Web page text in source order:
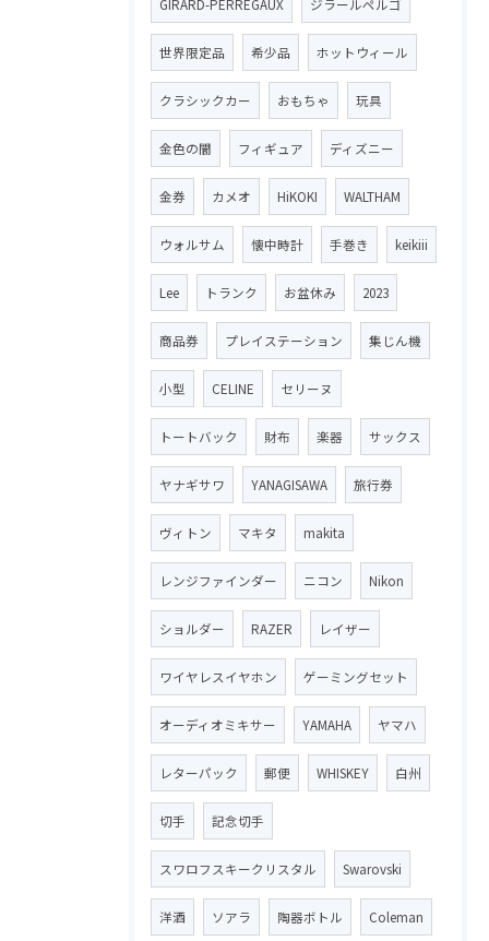
GIRARD-PERREGAUX ジラールペルゴ
世界限定品 希少品 ホットウィール
クラシックカー おもちゃ 玩具
金色の闇 フィギュア ディズニー
金券 カメオ HiKOKI WALTHAM
ウォルサム 懐中時計 手巻き keikiii
Lee トランク お盆休み 2023
商品券 プレイステーション 集じん機
小型 CELINE セリーヌ
トートバック 財布 楽器 サックス
ヤナギサワ YANAGISAWA 旅行券
ヴィトン マキタ makita
レンジファインダー ニコン Nikon
ショルダー RAZER レイザー
ワイヤレスイヤホン ゲーミングセット
オーディオミキサー YAMAHA ヤマハ
レターパック 郵便 WHISKEY 白州
切手 記念切手
スワロフスキークリスタル Swarovski
洋酒 ソアラ 陶器ボトル Coleman